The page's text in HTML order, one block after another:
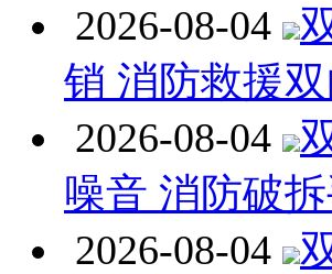
2026-08-04
销 消防救援
2026-08-04
噪音 消防破
2026-08-04